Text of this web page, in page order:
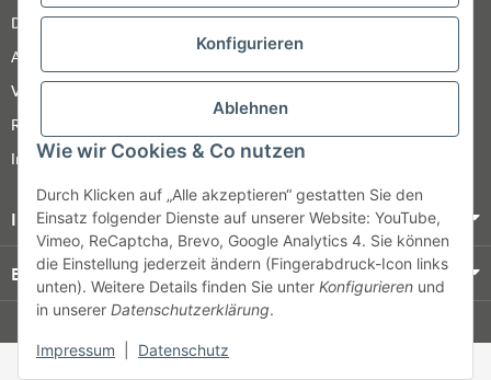
Konfigurieren
Ablehnen
Wie wir Cookies & Co nutzen
Durch Klicken auf „Alle akzeptieren“ gestatten Sie den
Einsatz folgender Dienste auf unserer Website: YouTube,
Vimeo, ReCaptcha, Brevo, Google Analytics 4. Sie können
die Einstellung jederzeit ändern (Fingerabdruck-Icon links
unten). Weitere Details finden Sie unter Konfigurieren und
in unserer Datenschutzerklärung.
Impressum Datenschutz
Datenschutz
AGB
Versandinformationen
Retour
Impressum
Informationen
Bezahlung & Versand
© HOZ MEDI WERK
* Alle Preise zzgl. gesetzlicher USt., zzgl.